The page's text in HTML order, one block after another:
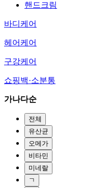
핸드크림
바디케어
헤어케어
구강케어
쇼핑백·소분통
가나다순
전체
유산균
오메가
비타민
미네랄
ㄱ